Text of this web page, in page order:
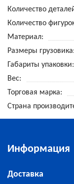
Количество
Количество
Материал
Размеры грузовика
Габариты упаковки
Вес
Торговая марка
Страна
Информация
Доставка